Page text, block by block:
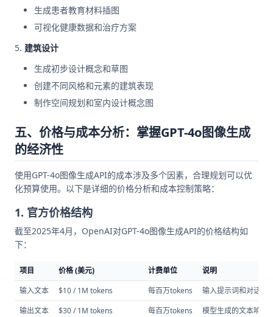
生成患者教育材料插图
可视化健康数据和治疗方案
建筑设计
生成初步设计概念和草图
创建不同风格和元素的建筑表现
制作空间规划和室内设计概念图
五、价格与成本分析：掌握GPT-4o图像生成
的经济性
使用GPT-4o图像生成API的成本涉及多个因素，合理规划可以优
化预算使用。以下是详细的价格分析和成本控制策略：
1. 官方价格结构
截至2025年4月，OpenAI对GPT-4o图像生成API的价格结构如
下：
项目 价格 (美元) 计费单位
说明
输入文本
$10 / 1M tokens 每百万tokens
输入提示词和对话历
输出文本
$30 / 1M tokens 每百万tokens
模型生成的文本响应